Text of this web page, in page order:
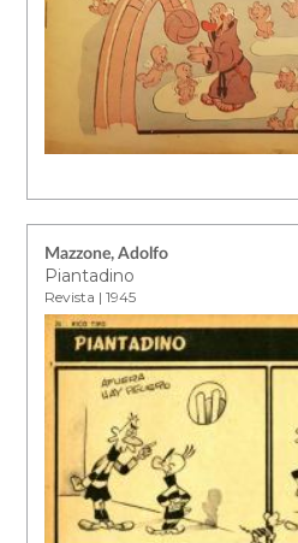
Mazzone, Adolfo
Piantadino
Revista | 1945